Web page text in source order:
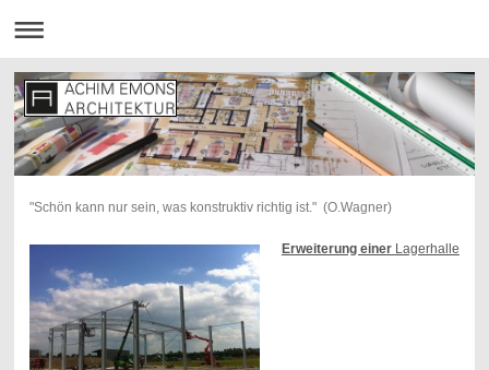
"Schön kann nur sein, was konstruktiv richtig ist." (O.Wagner)
Erweiterung einer Lagerhalle